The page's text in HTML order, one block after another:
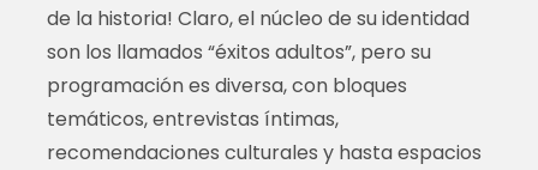
de la historia! Claro, el núcleo de su identidad
son los llamados “éxitos adultos”, pero su
programación es diversa, con bloques
temáticos, entrevistas íntimas,
recomendaciones culturales y hasta espacios